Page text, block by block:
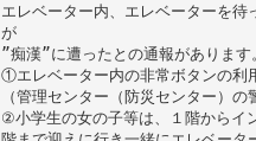
エレベーター内、エレベーターを
が
”痴漢”に遭ったとの通報があります。
①エレベーター内の非常ボタンの利
（管理センター（防災センター）の
②小学生の女の子等は、１階からイ